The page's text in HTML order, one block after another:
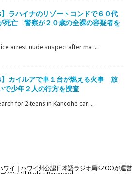
】ラハイナのリゾートコンドで６０代
死亡 警察が２０歳の全裸の容疑者を
arrest nude suspect after ma ...
】カイルアで車１台が燃える火事 放
で少年２人の行方を捜査
for 2 teens in Kaneohe car ...
ワイ｜ハワイ州公認日本語ラジオ局KZOOが運営